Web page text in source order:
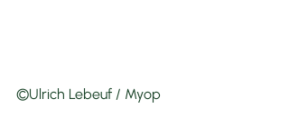
©Ulrich Lebeuf / Myop